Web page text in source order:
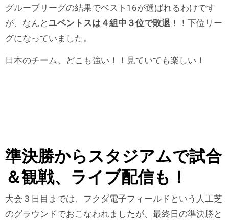
グループリーグの結果でベスト16が選ばれるわけです
が、なんとユベントスは４組中３位で敗退 ！！下位リー
グになっていました。
日本のチーム、どこも強い！！見ていても楽しい！
準決勝からスタジアムで試合
＆観戦、ライブ配信も！
大会３日目までは、フクダ電子フィールドという人工芝
のグラウンドでおこなわれましたが、最終日の準決勝と